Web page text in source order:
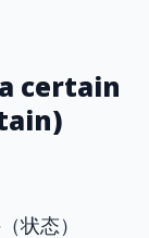
certain
状态）